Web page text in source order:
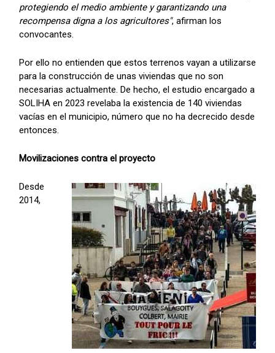
protegiendo el medio ambiente y garantizando una
recompensa digna a los agricultores", afirman los
convocantes.
Por ello no entienden que estos terrenos vayan a utilizarse
para la construcción de unas viviendas que no son
necesarias actualmente. De hecho, el estudio encargado a
SOLIHA en 2023 revelaba la existencia de 140 viviendas
vacías en el municipio, número que no ha decrecido desde
entonces.
Movilizaciones contra el proyecto
Desde
2014,